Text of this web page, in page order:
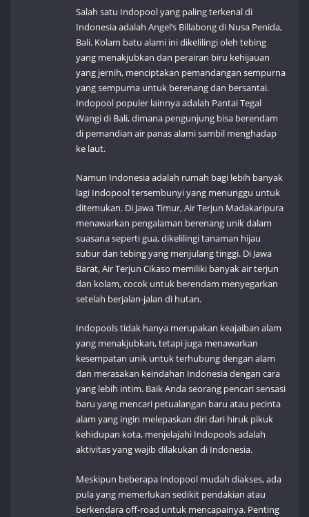
Salah satu Indopool yang paling terkenal di
Indonesia adalah Angel’s Billabong di Nusa Penida,
Bali. Kolam batu alami ini dikelilingi oleh tebing
yang menakjubkan dan perairan biru kehijauan
yang jernih, menciptakan pemandangan sempurna
yang sempurna untuk berenang dan bersantai.
Indopool populer lainnya adalah Pantai Tegal
Wangi di Bali, dimana pengunjung bisa berendam
di pemandian air panas alami sambil menghadap
ke laut.
Namun Indonesia adalah rumah bagi lebih banyak
lagi Indopool tersembunyi yang menunggu untuk
ditemukan. Di Jawa Timur, Air Terjun Madakaripura
menawarkan pengalaman berenang unik dalam
suasana seperti gua, dikelilingi tanaman hijau
subur dan tebing yang menjulang tinggi. Di Jawa
Barat, Air Terjun Cikaso memiliki banyak air terjun
dan kolam, cocok untuk berendam menyegarkan
setelah berjalan-jalan di hutan.
Indopools tidak hanya merupakan keajaiban alam
yang menakjubkan, tetapi juga menawarkan
kesempatan unik untuk terhubung dengan alam
dan merasakan keindahan Indonesia dengan cara
yang lebih intim. Baik Anda seorang pencari sensasi
baru yang mencari petualangan baru atau pecinta
alam yang ingin melepaskan diri dari hiruk pikuk
kehidupan kota, menjelajahi Indopools adalah
aktivitas yang wajib dilakukan di Indonesia.
Meskipun beberapa Indopool mudah diakses, ada
pula yang memerlukan sedikit pendakian atau
berkendara off-road untuk mencapainya. Penting